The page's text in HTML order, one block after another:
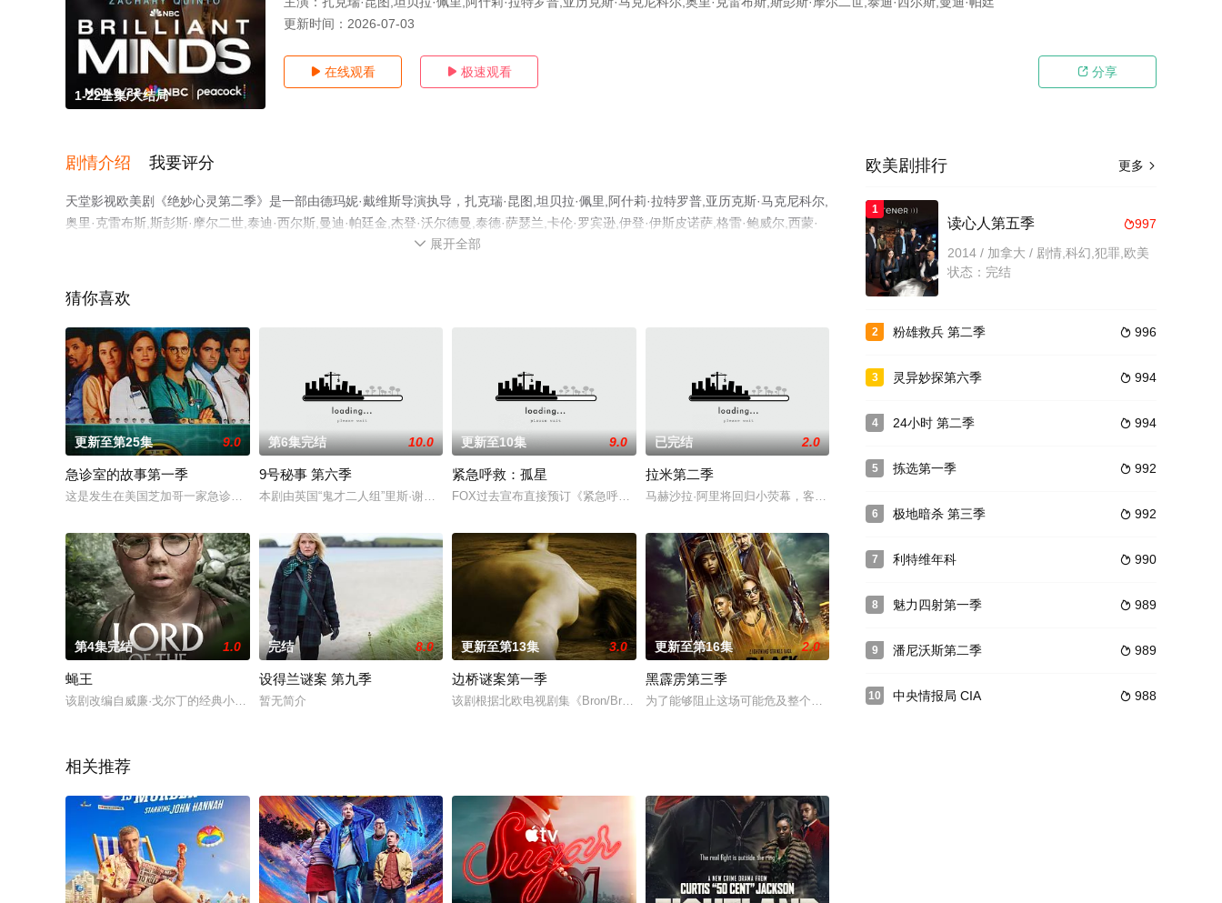
1-22全集/大结局
更新时间： 2026-07-03
 在线观看  极速观看  分享
剧情介绍 我要评分
天堂影视欧美剧《绝妙心灵第二季》是一部由德玛妮·戴维斯导演执导，扎克瑞·昆图,坦贝拉·佩里,阿什莉·拉特罗普,亚历克斯·马克尼科尔,
奥里·克雷布斯,斯彭斯·摩尔二世,泰迪·西尔斯,曼迪·帕廷金,杰登·沃尔德曼,泰德·萨瑟兰,卡伦·罗宾逊,伊登·伊斯皮诺萨,格雷·鲍威尔,西蒙·
韦伯斯特,斯黛西,法波,米谢尔·普拉达,唐娜·墨菲,琪琪·哈米尔,卡森·杜尔文,亨利·福克等演员精彩演绎的美国电视剧，大结局剧情已揭晓
台了解。
 展开全部
猜你喜欢
更新至第25集 9.0
急诊室的故事第一季
这是发生在美国芝加哥一家急诊室的故事，这里每天收治的都是需要急救的病人，每位医护人员都用自己的高超的医术和仁慈的爱心对每一位
第6集完结 10.0
9号秘事 第六季
本剧由英国“鬼才二人组”里斯·谢尔史密斯、史蒂夫·佩姆伯顿自编自演的一部英国黑暗喜剧。该剧以讽刺现实的独立故事为主要内容。
更新至10集 9.0
紧急呼救：孤星
FOX过去宣布直接预订《紧急呼救 9-1-1》的衍生剧《紧急呼救：孤星 9-1-1: Lone Star》，如剧名这剧背景设
已完结 2.0
拉米第二季
马赫沙拉·阿里将回归小荧幕，客串加盟拉米·尤素夫自编自导自演的Hulu剧集《拉米》第二季。本剧讲述一个
第4集完结 1.0
蝇王
该剧改编自威廉·戈尔丁的经典小说，讲述一群6至12岁的英国男孩因飞机失事困于一座荒岛，起初孩子们尚能分工协作、和睦相处，随着
完结 8.0
设得兰谜案 第九季
暂无简介
更新至第13集 3.0
边桥谜案第一季
该剧根据北欧电视剧集《Bron/Broen》改编，故事描述美国埃尔帕索市（El Paso）警察局命案侦探Sonya Nort
更新至第16集 2.0
黑霹雳第三季
为了能够阻止这场可能危及整个弗里兰的马尔科亚人入侵，尽管并不情愿，身为黑霹雳的杰佛逊·皮尔斯(克莱
相关推荐
更多 
欧美剧排行
1
997
读心人第五季
2014 / 加拿大 / 剧情,科幻,犯罪,欧美
状态：完结
2  996
粉雄救兵 第二季
3  994
灵异妙探第六季
4  994
24小时 第二季
5  992
拣选第一季
6  992
极地暗杀 第三季
7  990
利特维年科
8  989
魅力四射第一季
9  989
潘尼沃斯第二季
10  988
中央情报局 CIA